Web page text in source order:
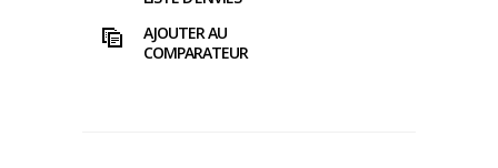
AJOUTER AU
COMPARATEUR